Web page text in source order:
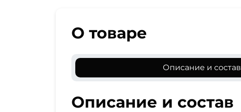
О товаре
Описание и состав
Описание и состав